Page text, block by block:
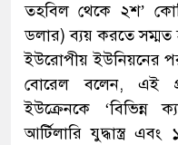
তহবিল থেকে ২শ’
ডলার) ব্যয় করতে সম্মত
ইউরোপীয় ইউনিয়নের
বোরেল বলেন, এই
ইউক্রেনকে ‘বিভিন্ন
আর্টিলারি যুদ্ধাস্ত্র